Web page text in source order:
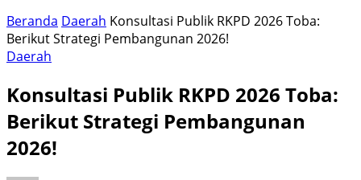
Beranda Daerah Konsultasi Publik RKPD 2026 Toba:
Berikut Strategi Pembangunan 2026!
Daerah
Konsultasi Publik RKPD 2026 Toba:
Berikut Strategi Pembangunan
2026!